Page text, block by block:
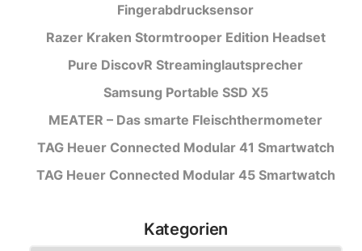
Fingerabdrucksensor
Razer Kraken Stormtrooper Edition Headset
Pure DiscovR Streaminglautsprecher
Samsung Portable SSD X5
MEATER – Das smarte Fleischthermometer
TAG Heuer Connected Modular 41 Smartwatch
TAG Heuer Connected Modular 45 Smartwatch
Kategorien